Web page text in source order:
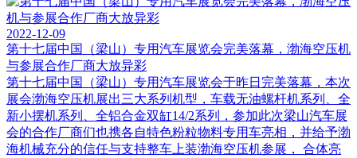
2022-12-09
第十七届中国（梁山）专用汽车展览会完美落幕，渤海空压机
与参展合作厂商大放异彩
第十七届中国（梁山）专用汽车展览会于昨日完美落幕，本次
展会渤海空压机展出三大系列机型，车载无油螺杆机系列、全
新小摆机系列、全铝合金双缸14/2系列，参加此次梁山汽车展
会的合作厂商们也携各自特色粉粒物料专用车亮相，并给予渤
海机械充分的信任与支持整车上装渤海空压机参展， 合体亮